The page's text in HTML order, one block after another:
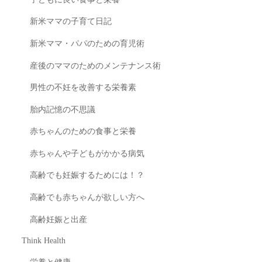
新米ママの子育て日記
新米ママ・パパのための育児術
産後のママのためのメンテナンス術
男性の不妊を改善する栄養素
胎内記憶の不思議
赤ちゃんのための食事と栄養
赤ちゃんや子どもがかかる病気
高齢でも妊娠するためには！？
高齢でも赤ちゃんが欲しい方へ
高齢妊娠と出産
Think Health